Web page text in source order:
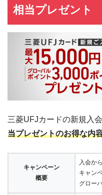
相当プレゼント
三菱UFJカードの新規入
当プレゼントのお得な内
キャンペーン
概要
入会か
キャン
グロー